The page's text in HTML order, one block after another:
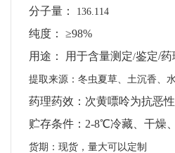
分子量： 136.114
纯度：
≥98%
用途：
用于含量测定/鉴定/药
提取来源：冬虫夏草、土沉香、
药理药效：次黄嘌呤为抗恶
贮存条件： 2-8℃冷藏、干燥
货期：现货，量大可以定制